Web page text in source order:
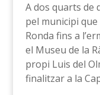
A dos quarts de
pel municipi
Ronda fins a
el Museu de la
propi Luis del
finalitzar a la